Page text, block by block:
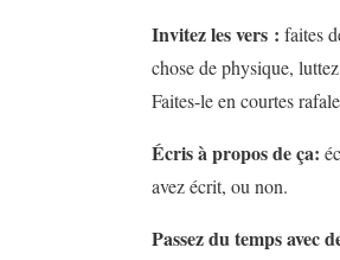
Invitez les vers : faites
chose de physique,
Faites-le en courtes
Écris à propos de ça:
avez écrit, ou non.
Passez du temps avec